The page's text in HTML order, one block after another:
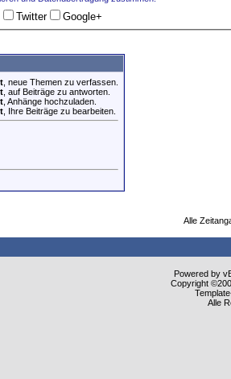
Twitter Google+
, neue Themen zu verfassen.
, auf Beiträge zu antworten.
, Anhänge hochzuladen.
, Ihre Beiträge zu bearbeiten.
Alle
Powered by
Copyright
Alle